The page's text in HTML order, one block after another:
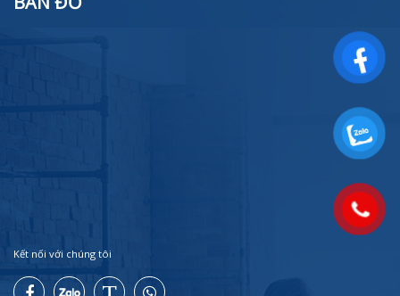
Kết nối với chúng tôi